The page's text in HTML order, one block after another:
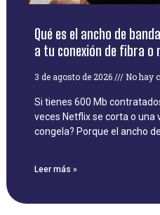
Qué es el ancho de
a tu conexión de fibra o
3 de agosto de 2026 No hay
Si tienes 600 Mb
veces Netflix se corta o una
congela? Porque el ancho
Leer más »